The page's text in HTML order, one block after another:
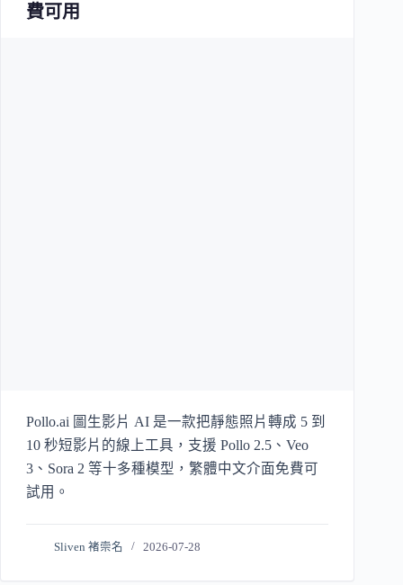
費可用
Pollo.ai 圖生影片 AI 是一款把靜態照片轉成 5 到
10 秒短影片的線上工具，支援 Pollo 2.5、Veo
3、Sora 2 等十多種模型，繁體中文介面免費可
試用。
Sliven 褚崇名 2026-07-28